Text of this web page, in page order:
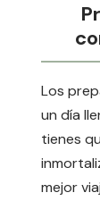
Los
un día
tienes
mejor